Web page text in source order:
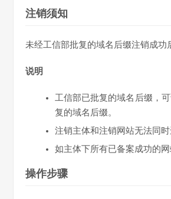
注销须知
未经工信部批复的域名后缀注销成功
说明
工信部已批复的域名后缀，
复的域名后缀。
注销主体和注销网站无法同时
如主体下所有已备案成功的
操作步骤